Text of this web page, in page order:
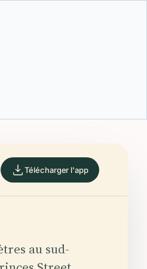
Télécharger l'app
au sud-